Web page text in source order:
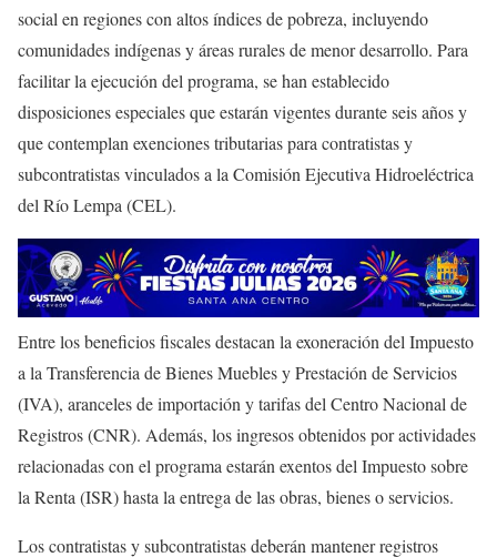
social en regiones con altos índices de pobreza, incluyendo
comunidades indígenas y áreas rurales de menor desarrollo. Para
facilitar la ejecución del programa, se han establecido
disposiciones especiales que estarán vigentes durante seis años y
que contemplan exenciones tributarias para contratistas y
subcontratistas vinculados a la Comisión Ejecutiva Hidroeléctrica
del Río Lempa (CEL).
Entre los beneficios fiscales destacan la exoneración del Impuesto
a la Transferencia de Bienes Muebles y Prestación de Servicios
(IVA), aranceles de importación y tarifas del Centro Nacional de
Registros (CNR). Además, los ingresos obtenidos por actividades
relacionadas con el programa estarán exentos del Impuesto sobre
la Renta (ISR) hasta la entrega de las obras, bienes o servicios.
Los contratistas y subcontratistas deberán mantener registros